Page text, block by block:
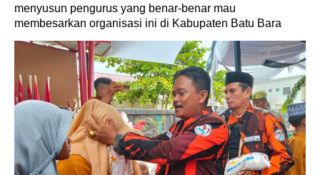
menyusun pengurus yang benar-benar mau
membesarkan organisasi ini di Kabupaten Batu Bara